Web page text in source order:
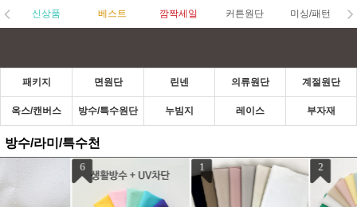
신상품 베스트 깜짝세일 커튼원단 미싱/패턴
패키지 면원단 린넨 의류원단 계절원단
옥스/캔버스 방수/특수원단 누빔지 레이스 부자재
방수/라미/특수천
3